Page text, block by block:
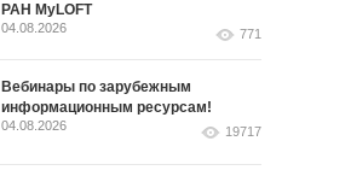
РАН MyLOFT
04.08.2026 771
Вебинары по зарубежным
информационным ресурсам!
04.08.2026 19717